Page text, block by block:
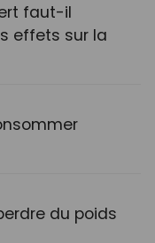
faut-il
effets sur la
du poids